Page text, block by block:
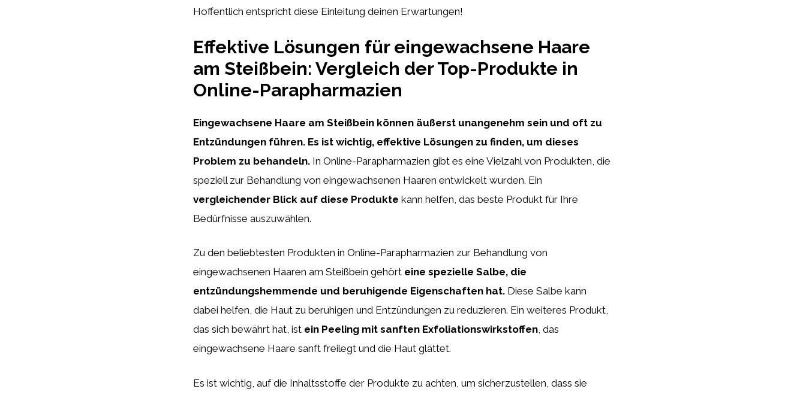
Hoffentlich entspricht diese Einleitung deinen Erwartungen!
Effektive Lösungen für eingewachsene Haare
am Steißbein: Vergleich der Top-Produkte in
Online-Parapharmazien
Eingewachsene Haare am Steißbein können äußerst unangenehm sein und oft zu
Entzündungen führen. Es ist wichtig, effektive Lösungen zu finden, um dieses
Problem zu behandeln. In Online-Parapharmazien gibt es eine Vielzahl von Produkten, die
speziell zur Behandlung von eingewachsenen Haaren entwickelt wurden. Ein
vergleichender Blick auf diese Produkte kann helfen, das beste Produkt für Ihre
Bedürfnisse auszuwählen.
Zu den beliebtesten Produkten in Online-Parapharmazien zur Behandlung von
eingewachsenen Haaren am Steißbein gehört eine spezielle Salbe, die
entzündungshemmende und beruhigende Eigenschaften hat. Diese Salbe kann
dabei helfen, die Haut zu beruhigen und Entzündungen zu reduzieren. Ein weiteres Produkt,
das sich bewährt hat, ist ein Peeling mit sanften Exfoliationswirkstoffen, das
eingewachsene Haare sanft freilegt und die Haut glättet.
Es ist wichtig, auf die Inhaltsstoffe der Produkte zu achten, um sicherzustellen, dass sie